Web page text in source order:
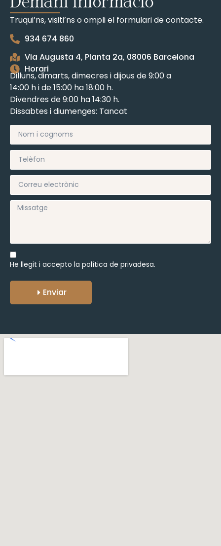
Truqui’ns, visiti’ns o ompli el formulari de contacte.
934 674 860
Via Augusta 4, Planta 2a, 08006 Barcelona
Horari
Dilluns, dimarts, dimecres i dijous de 9:00 a
14:00 h i de 15:00 ha 18:00 h.
Divendres de 9:00 ha 14:30 h.
Dissabtes i diumenges: Tancat
He llegit i accepto la política de privadesa.
Enviar